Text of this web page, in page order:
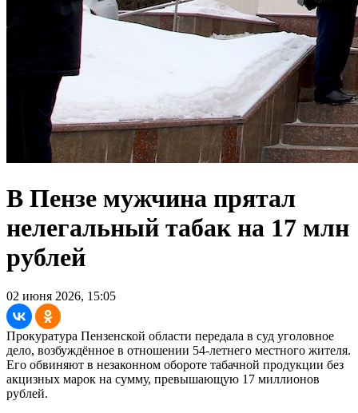
В Пензе мужчина прятал
нелегальный табак на 17 млн
рублей
02 июня 2026, 15:05
Прокуратура Пензенской области передала в суд уголовное
дело, возбуждённое в отношении 54-летнего местного жителя.
Его обвиняют в незаконном обороте табачной продукции без
акцизных марок на сумму, превышающую 17 миллионов
рублей.